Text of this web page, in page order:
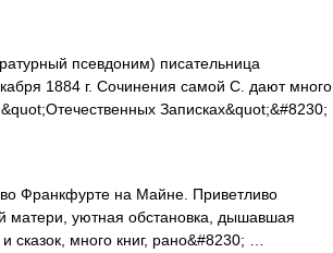
псевдоним) писательница
1884 г. Сочинения самой С. дают много
Записках&quot;&#8230;
Франкфурте на Майне. Приветливо
матери, уютная обстановка, дышавшая
сказок, много книг, рано&#8230; …